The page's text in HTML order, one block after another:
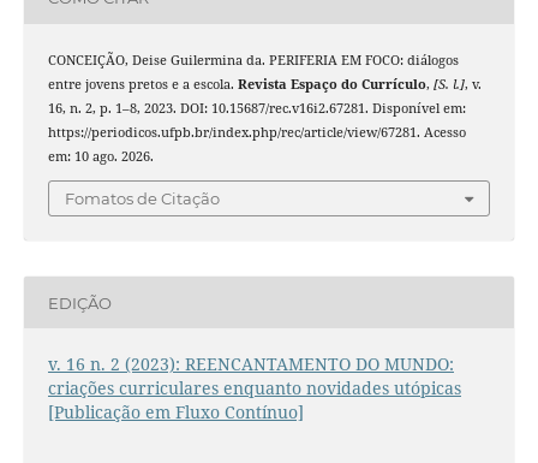
CONCEIÇÃO, Deise Guilermina da. PERIFERIA EM FOCO: diálogos
entre jovens pretos e a escola. Revista Espaço do Currículo, [S. l.], v.
16, n. 2, p. 1–8, 2023. DOI: 10.15687/rec.v16i2.67281. Disponível em:
https://periodicos.ufpb.br/index.php/rec/article/view/67281. Acesso
em: 10 ago. 2026.
Fomatos de Citação
EDIÇÃO
v. 16 n. 2 (2023): REENCANTAMENTO DO MUNDO:
criações curriculares enquanto novidades utópicas
[Publicação em Fluxo Contínuo]